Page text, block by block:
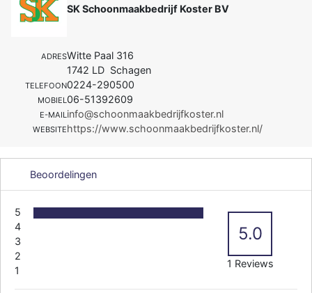
SK Schoonmaakbedrijf Koster BV
ADRESWitte Paal 316
1742 LD Schagen
TELEFOON0224-290500
MOBIEL06-51392609
E-MAILinfo@schoonmaakbedrijfkoster.nl
WEBSITEhttps://www.schoonmaakbedrijfkoster.nl/
Beoordelingen
5
4
3
2
1
5.0
1 Reviews